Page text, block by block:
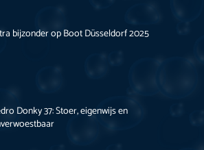
bijzonder op Boot Düsseldorf 2025
Donky 37: Stoer, eigenwijs en